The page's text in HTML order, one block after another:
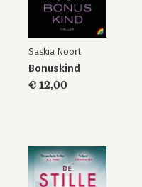
Saskia Noort
Bonuskind
€ 12,00